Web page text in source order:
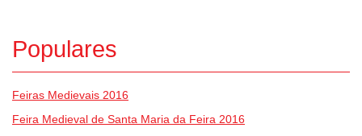
Populares
Feiras Medievais 2016
Feira Medieval de Santa Maria da Feira 2016